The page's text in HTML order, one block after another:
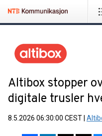
Altibox stopper
digitale trusler
8.5.2026 06:30:00 CEST